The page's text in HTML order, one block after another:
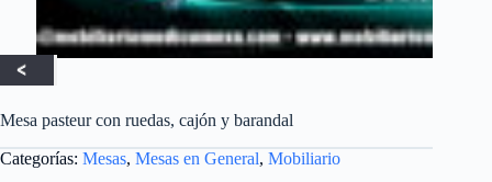
Mesa pasteur con ruedas, cajón y barandal
Categorías: Mesas, Mesas en General, Mobiliario